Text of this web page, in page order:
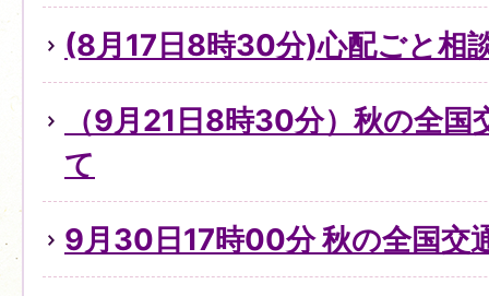
(8月17日8時30分)心配ごと相
（9月21日8時30分）秋の全国
て
9月30日17時00分 秋の全国交